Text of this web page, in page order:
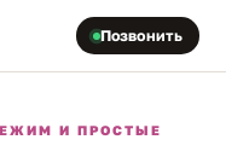
Позвонить
И ПРОСТЫЕ